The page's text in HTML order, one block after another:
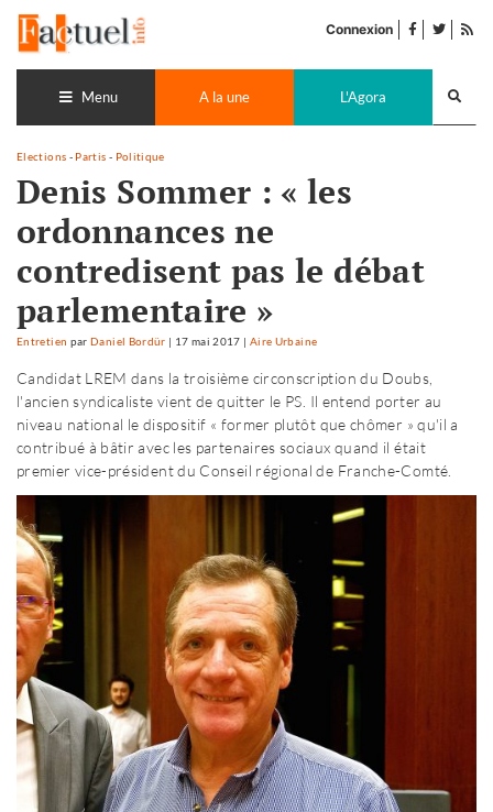
contenu
Connexion facebook
twitter
Menu A la une L'Agora
Elections - Partis - Politique
Denis Sommer : « les
ordonnances ne
contredisent pas le débat
parlementaire »
Entretien parDaniel Bordür | 17 mai 2017 | Aire Urbaine
Candidat LREM dans la troisième circonscription du Doubs,
l'ancien syndicaliste vient de quitter le PS. Il entend porter au
niveau national le dispositif « former plutôt que chômer » qu'il a
contribué à bâtir avec les partenaires sociaux quand il était
premier vice-président du Conseil régional de Franche-Comté.